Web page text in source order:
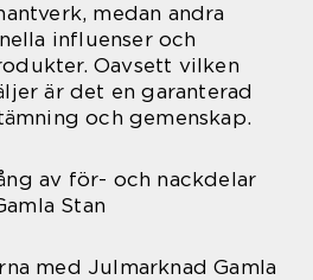
medan andra
influenser och
Oavsett vilken
är det en garanterad
och gemenskap.
av för- och nackdelar
Stan
med Julmarknad Gamla